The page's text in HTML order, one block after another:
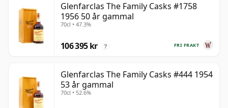
Glenfarclas The Family Casks #1758
1956 50 år gammal
70cl • 47.3%
FRI FRAKT
106 395 kr ?
Glenfarclas The Family Casks #444 1954
53 år gammal
70cl • 52.6%